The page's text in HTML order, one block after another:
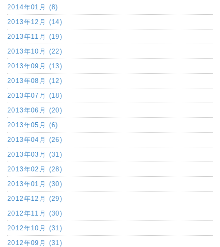
2014年01月 (8)
2013年12月 (14)
2013年11月 (19)
2013年10月 (22)
2013年09月 (13)
2013年08月 (12)
2013年07月 (18)
2013年06月 (20)
2013年05月 (6)
2013年04月 (26)
2013年03月 (31)
2013年02月 (28)
2013年01月 (30)
2012年12月 (29)
2012年11月 (30)
2012年10月 (31)
2012年09月 (31)